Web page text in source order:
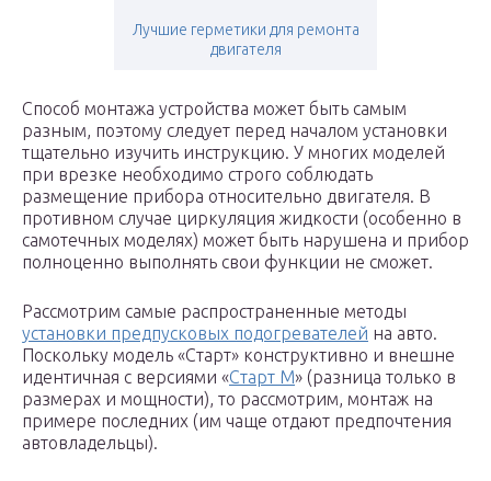
Лучшие герметики для ремонта
двигателя
Способ монтажа устройства может быть самым
разным, поэтому следует перед началом установки
тщательно изучить инструкцию. У многих моделей
при врезке необходимо строго соблюдать
размещение прибора относительно двигателя. В
противном случае циркуляция жидкости (особенно в
самотечных моделях) может быть нарушена и прибор
полноценно выполнять свои функции не сможет.
Рассмотрим самые распространенные методы
установки предпусковых подогревателей на авто.
Поскольку модель «Старт» конструктивно и внешне
идентичная с версиями «Старт М» (разница только в
размерах и мощности), то рассмотрим, монтаж на
примере последних (им чаще отдают предпочтения
автовладельцы).